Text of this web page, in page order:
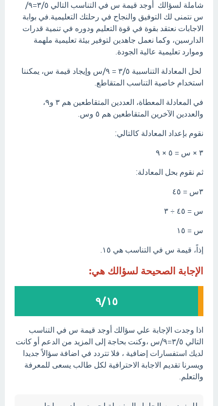
شاملة لسؤالك أوجد قيمة س في التناسب التالي ٣/٥=٩/
س نتمنى لك التوفيق والنجاح في رحلتك التعليمية.في بوابة
الاجابات نعتقد بقوة في قوة التعليم ودوره في تنمية قدرات
الدارسين، وكما نعمل جاهدين لتوفير بيئة تعليمية ملهمة
وموارد تعليمية عالية الجودة.
لحل المعادلة التناسبية ٣/٥ = ٩/س وإيجاد قيمة س، يمكننا
استخدام خاصية التناسب المتقاطع.
في المعادلة المعطاة، العددين المتقاطعين هم ٣ و٩،
والعددين الآخرين المتقاطعين هم ٥ وس.
نقوم بإعداد المعادلة كالتالي:
٣ × س = ٥ × ٩
ثم نقوم بحل المعادلة:
٣س = ٤٥
س = ٤٥ ÷ ٣
س = ١٥
إذاً، قيمة س في التناسب هي ١٥.
الإجابة الصحيحة لسؤالك هي:
٩/١٥
اذا وجدت الإجابة علي سؤالك أوجد قيمة س في التناسب
التالي ٣/٥=٩/س ،وكنت بحاجة إلى المزيد من الدعم أو كانت
لديك استفسارات إضافية ، فلا تتردد في اضافة سؤالاً جديدا
ويسرنا تقديم الاجابة الاحترافية لكل طالب يسعى للمعرفة
والتعلم.